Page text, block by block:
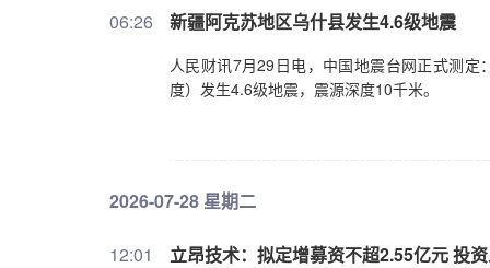
06:26 新疆阿克苏地区乌什县发生4.6级地震
人民财讯7月29日电，中国地震台网正式测
度）发生4.6级地震，震源深度10千米。
2026-07-28 星期二
12:01 立昂技术：拟定增募资不超2.55亿元 投